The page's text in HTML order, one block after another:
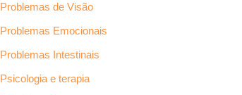
Problemas de Visão
Problemas Emocionais
Problemas Intestinais
Psicologia e terapia